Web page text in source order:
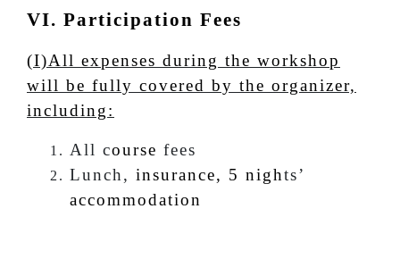
VI. Participation Fees
(I)All expenses during the workshop
will be fully covered by the organizer,
including:
All course fees
Lunch, insurance, 5 nights’
accommodation